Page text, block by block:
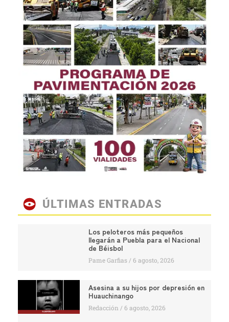
ÚLTIMAS ENTRADAS
Los peloteros más pequeños
llegarán a Puebla para el Nacional
de Béisbol
Pame Garfias 6 agosto, 2026
Asesina a su hijos por depresión en
Huauchinango
Redacción 6 agosto, 2026